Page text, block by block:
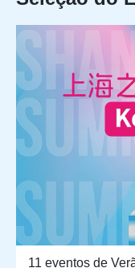
11 eventos de